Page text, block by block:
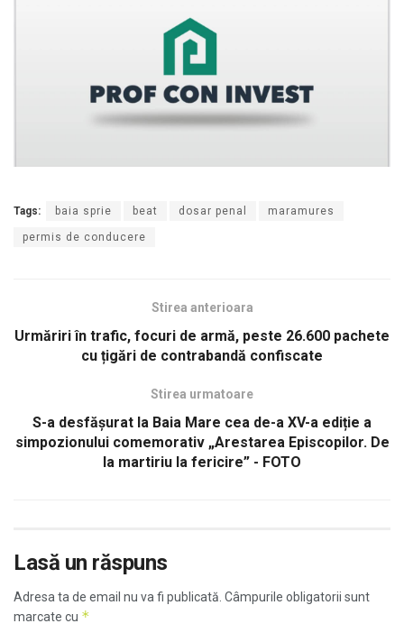
Tags: baia sprie beat dosar penal maramures
permis de conducere
Stirea anterioara
Urmăriri în trafic, focuri de armă, peste 26.600 pachete
cu țigări de contrabandă confiscate
Stirea urmatoare
S-a desfășurat la Baia Mare cea de-a XV-a ediție a
simpozionului comemorativ „Arestarea Episcopilor. De
la martiriu la fericire” - FOTO
Lasă un răspuns
Adresa ta de email nu va fi publicată. Câmpurile obligatorii sunt
marcate cu *